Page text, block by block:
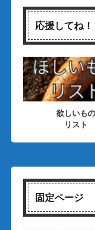
応援してね！
欲しいもの
リスト
固定ページ